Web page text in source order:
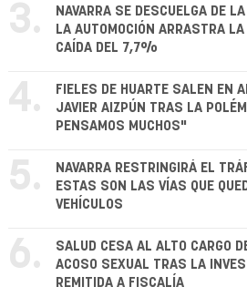
3.
NAVARRA SE DESCUELGA DE
LA AUTOMOCIÓN ARRASTRA
CAÍDA DEL 7,7%
4.
FIELES DE HUARTE SALEN EN
JAVIER AIZPÚN TRAS LA
PENSAMOS MUCHOS"
5.
NAVARRA RESTRINGIRÁ EL
ESTAS SON LAS VÍAS QUE
VEHÍCULOS
6.
SALUD CESA AL ALTO CARGO
ACOSO SEXUAL TRAS LA
REMITIDA A FISCALÍA